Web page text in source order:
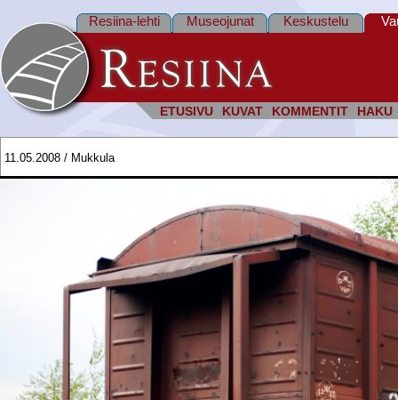
ETUSIVU KUVAT KOMMENTIT HAKU
Resiina-lehti Museojunat Keskustelu
11.05.2008 / Mukkula